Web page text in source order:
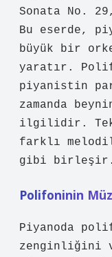
Sonata No.
Bu eserde,
büyük bir
yaratır.
piyanistin
zamanda
ilgilidir. Tek
farklı
gibi birleşir.
Polifoninin
Piyanoda
zenginliğini